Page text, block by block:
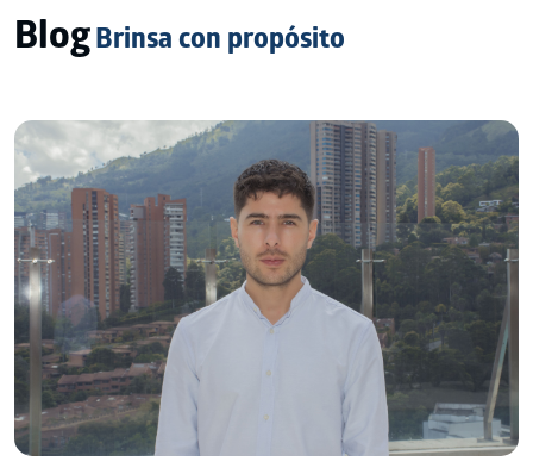
BlogBrinsa con propósito